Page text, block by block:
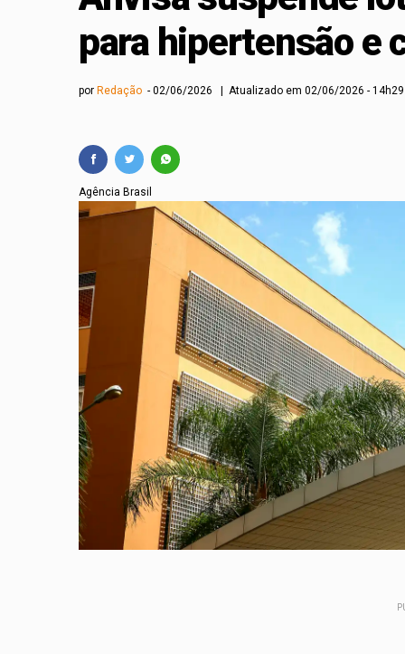
Copa do Brasil
Vôlei: São Paulo
para hipertensão e
por Redação 02/06/2026 | Atualizado em 02/06/2026 - 14h29
Agência Brasil